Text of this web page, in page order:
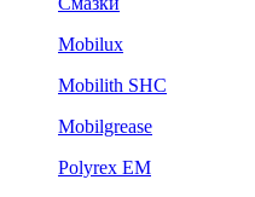
Mobilux
Mobilith SHC
Mobilgrease
Polyrex EM